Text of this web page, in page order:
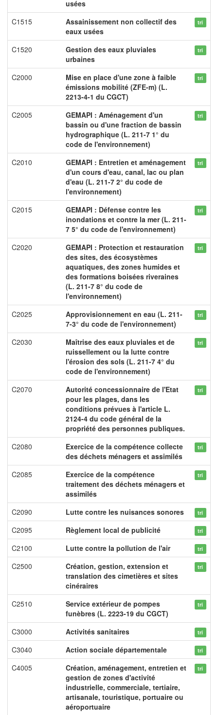
usées
C1515
Assainissement non collectif des
eaux usées
tri
C1520
Gestion des eaux pluviales
urbaines
tri
C2000
Mise en place d'une zone à faible
émissions mobilité (ZFE-m) (L.
2213-4-1 du CGCT)
tri
C2005
GEMAPI : Aménagement d'un
bassin ou d'une fraction de bassin
hydrographique (L. 211-7 1° du
code de l'environnement)
tri
C2010
GEMAPI : Entretien et aménagement
d'un cours d'eau, canal, lac ou plan
d'eau (L. 211-7 2° du code de
l'environnement)
tri
C2015
GEMAPI : Défense contre les
inondations et contre la mer (L. 211-
7 5° du code de l'environnement)
tri
C2020
GEMAPI : Protection et restauration
des sites, des écosystèmes
aquatiques, des zones humides et
des formations boisées riveraines
(L. 211-7 8° du code de
l'environnement)
tri
C2025
Approvisionnement en eau (L. 211-
7-3° du code de l'environnement)
tri
C2030
Maîtrise des eaux pluviales et de
ruissellement ou la lutte contre
l'érosion des sols (L. 211-7 4° du
code de l'environnement)
tri
C2070
Autorité concessionnaire de l'Etat
pour les plages, dans les
conditions prévues à l'article L.
2124-4 du code général de la
propriété des personnes publiques.
tri
C2080
Exercice de la compétence collecte
des déchets ménagers et assimilés
tri
C2085
Exercice de la compétence
traitement des déchets ménagers et
assimilés
tri
C2090 Lutte contre les nuisances sonores tri
C2095 Règlement local de publicité tri
C2100 Lutte contre la pollution de l'air tri
C2500
Création, gestion, extension et
translation des cimetières et sites
cinéraires
tri
C2510
Service extérieur de pompes
funèbres (L. 2223-19 du CGCT)
tri
C3000 Activités sanitaires tri
C3040 Action sociale départementale tri
C4005
Création, aménagement, entretien et
gestion de zones d'activité
industrielle, commerciale, tertiaire,
artisanale, touristique, portuaire ou
aéroportuaire
tri